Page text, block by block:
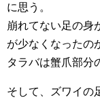
に思う。
崩れてない足の身
が少なくなったの
タラバは蟹爪部分
そして、ズワイの